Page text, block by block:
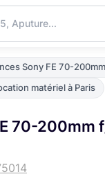
Sony FE 70-
matériel à Paris
70-200mm